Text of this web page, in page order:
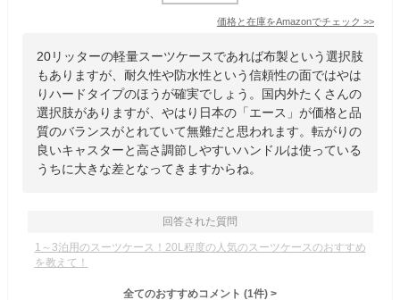
価格と在庫をAmazonでチェック >>
20リッターの軽量スーツケースであれば布製という選択肢
もありますが、耐久性や防水性という信頼性の面ではやは
りハードタイプのほうが確実でしょう。国内外たくさんの
選択肢がありますが、やはり日本の「エース」が価格と品
質のバランスがとれていて無難だと思われます。転がりの
良いキャスターと高さ調節しやすいハンドルは使っている
うちに大きな差となってきますからね。
回答された質問
1～3泊用のスーツケース！20L程度の人気のスーツケースのおすすめ
を教えて！
全てのおすすめコメント (1件) >